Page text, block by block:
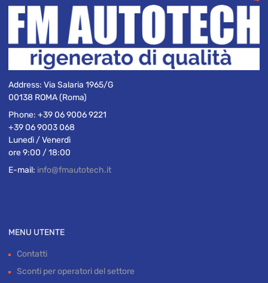
Address: Via Salaria 1965/G
00138 ROMA (Roma)
Phone: +39 06 9006 9221
+39 06 9003 068
Lunedì / Venerdì
ore 9:00 / 18:00
E-mail: info@fmautotech.it
MENU UTENTE
Contatti
Sconti per operatori del settore